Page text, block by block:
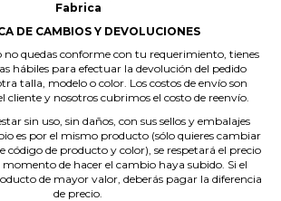
DE CAMBIOS Y DEVOLUCIONES
quedas conforme con tu requerimiento, tienes
hábiles para efectuar la devolución del pedido
talla, modelo o color. Los costos de envío son
cliente y nosotros cubrimos el costo de reenvío.
sin uso, sin daños, con sus sellos y embalajes
es por el mismo producto (sólo quieres cambiar
código de producto y color), se respetará el precio
momento de hacer el cambio haya subido. Si el
de mayor valor, deberás pagar la diferencia
de precio.